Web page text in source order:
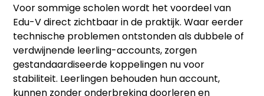
Voor sommige scholen wordt het voordeel van
Edu-V direct zichtbaar in de praktijk. Waar eerder
technische problemen ontstonden als dubbele of
verdwijnende leerling-accounts, zorgen
gestandaardiseerde koppelingen nu voor
stabiliteit. Leerlingen behouden hun account,
kunnen zonder onderbreking doorleren en